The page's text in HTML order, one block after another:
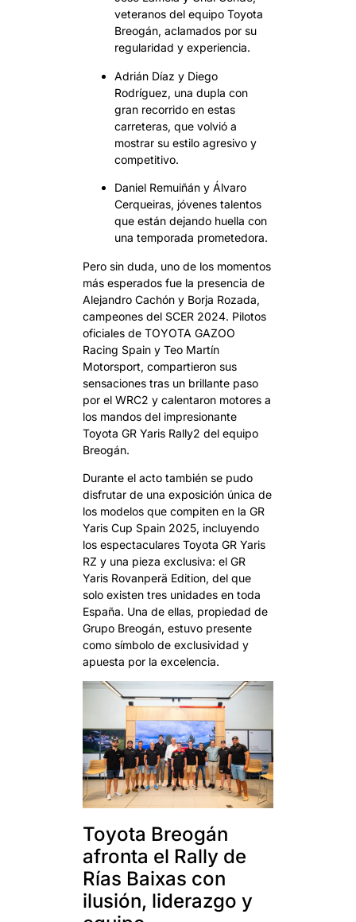
veteranos del equipo Toyota
Breogán, aclamados por su
regularidad y experiencia.
Adrián Díaz y Diego
Rodríguez, una dupla con
gran recorrido en estas
carreteras, que volvió a
mostrar su estilo agresivo y
competitivo.
Daniel Remuiñán y Álvaro
Cerqueiras, jóvenes talentos
que están dejando huella con
una temporada prometedora.
Pero sin duda, uno de los momentos
más esperados fue la presencia de
Alejandro Cachón y Borja Rozada,
campeones del SCER 2024. Pilotos
oficiales de TOYOTA GAZOO
Racing Spain y Teo Martín
Motorsport, compartieron sus
sensaciones tras un brillante paso
por el WRC2 y calentaron motores a
los mandos del impresionante
Toyota GR Yaris Rally2 del equipo
Breogán.
Durante el acto también se pudo
disfrutar de una exposición única de
los modelos que compiten en la GR
Yaris Cup Spain 2025, incluyendo
los espectaculares Toyota GR Yaris
RZ y una pieza exclusiva: el GR
Yaris Rovanperä Edition, del que
solo existen tres unidades en toda
España. Una de ellas, propiedad de
Grupo Breogán, estuvo presente
como símbolo de exclusividad y
apuesta por la excelencia.
Toyota Breogán
afronta el Rally de
Rías Baixas con
ilusión, liderazgo y